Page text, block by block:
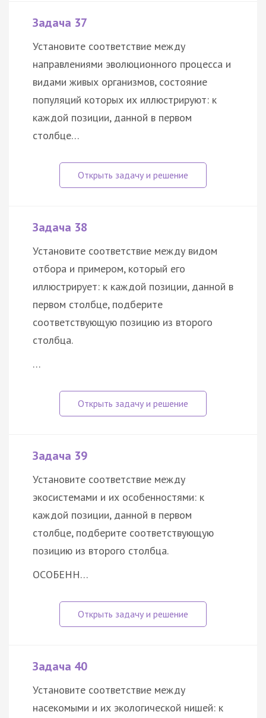
Задача 37
Установите соответствие между
направлениями эволюционного процесса и
видами живых организмов, состояние
популяций которых их иллюстрируют: к
каждой позиции, данной в первом
столбце…
Задача 38
Установите соответствие между видом
отбора и примером, который его
иллюстрирует: к каждой позиции, данной в
первом столбце, подберите
соответствующую позицию из второго
столбца.
…
Задача 39
Установите соответствие между
экосистемами и их особенностями: к
каждой позиции, данной в первом
столбце, подберите соответствующую
позицию из второго столбца.
ОСОБЕНН…
Задача 40
Установите соответствие между
насекомыми и их экологической нишей: к